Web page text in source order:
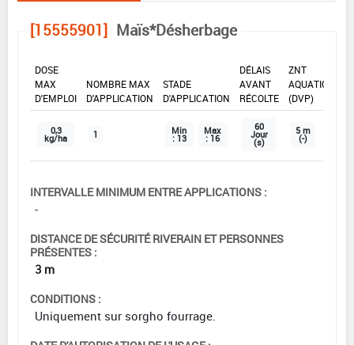
[15555901] Maïs*Désherbage
DOSE
MAX
D'EMPLOI
NOMBRE MAX
D'APPLICATION
STADE
D'APPLICATION
DÉLAIS
AVANT
RÉCOLTE
ZNT
AQUATIQUE
(DVP)
0,3
kg/ha 1 Min
: 13
Max
: 16
60
Jour
(s)
5 m
(-)
INTERVALLE MINIMUM ENTRE APPLICATIONS :
-
DISTANCE DE SÉCURITÉ RIVERAIN ET PERSONNES
PRÉSENTES :
3 m
CONDITIONS :
Uniquement sur sorgho fourrage.